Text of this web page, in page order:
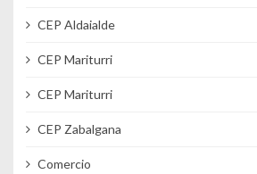
CEP Aldaialde
CEP Mariturri
CEP Mariturri
CEP Zabalgana
Comercio